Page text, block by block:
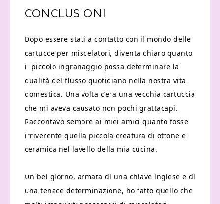
CONCLUSIONI
Dopo essere stati a contatto con il mondo delle
cartucce per miscelatori, diventa chiaro quanto
il piccolo ingranaggio possa determinare la
qualità del flusso quotidiano nella nostra vita
domestica. Una volta c’era una vecchia cartuccia
che mi aveva causato non pochi grattacapi.
Raccontavo sempre ai miei amici quanto fosse
irriverente quella piccola creatura di ottone e
ceramica nel lavello della mia cucina.
Un bel giorno, armata di una chiave inglese e di
una tenace determinazione, ho fatto quello che